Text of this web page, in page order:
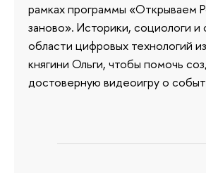
рамках программы «Открываем
заново». Историки, социологи и
области цифровых технологий
княгини Ольги, чтобы помочь
достоверную видеоигру о